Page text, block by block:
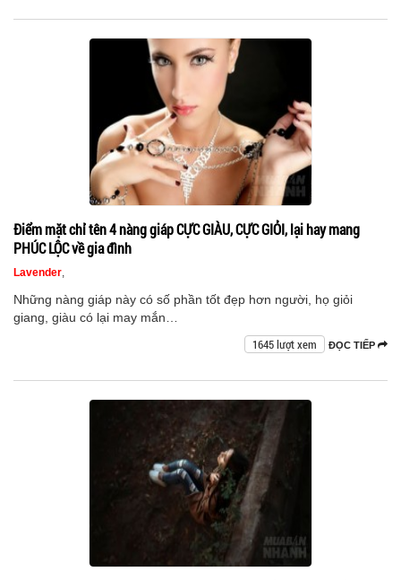
Điểm mặt chỉ tên 4 nàng giáp CỰC GIÀU, CỰC GIỎI, lại hay mang
PHÚC LỘC về gia đình
Lavender,
Những nàng giáp này có số phần tốt đẹp hơn người, họ giỏi
giang, giàu có lại may mắn…
ĐỌC TIẾP
1645 lượt xem